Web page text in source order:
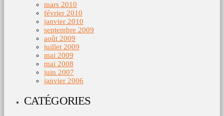
mars 2010
février 2010
janvier 2010
septembre 2009
août 2009
juillet 2009
mai 2009
mai 2008
juin 2007
janvier 2006
CATÉGORIES